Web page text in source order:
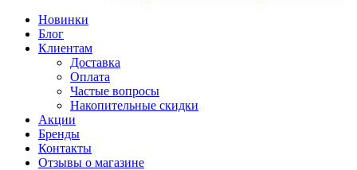
Новинки
Блог
Клиентам
Доставка
Оплата
Частые вопросы
Накопительные скидки
Акции
Бренды
Контакты
Отзывы о магазине